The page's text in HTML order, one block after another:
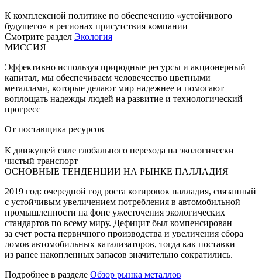
К комплексной политике по обеспечению «устойчивого
будущего» в регионах присутствия компании
Смотрите раздел Экология
МИССИЯ
Эффективно используя природные ресурсы и акционерный
капитал, мы обеспечиваем человечество цветными
металлами, которые делают мир надежнее и помогают
воплощать надежды людей на развитие и технологический
прогресс
От поставщика ресурсов
К движущей силе глобального перехода на экологически
чистый транспорт
ОСНОВНЫЕ ТЕНДЕНЦИИ НА РЫНКЕ ПАЛЛАДИЯ
2019 год: очередной год роста котировок палладия, связанный
с устойчивым увеличением потребления в автомобильной
промышленности на фоне ужесточения экологических
стандартов по всему миру. Дефицит был компенсирован
за счет роста первичного производства и увеличения сбора
ломов автомобильных катализаторов, тогда как поставки
из ранее накопленных запасов значительно сократились.
Подробнее в разделе Обзор рынка металлов